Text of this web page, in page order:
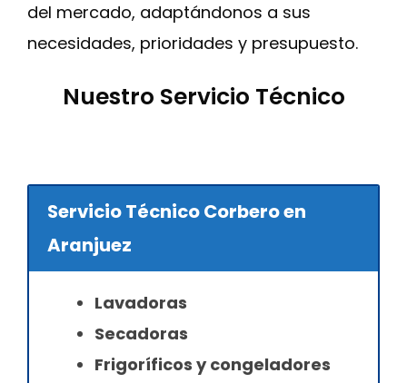
del mercado, adaptándonos a sus
necesidades, prioridades y presupuesto.
Nuestro Servicio Técnico
Servicio Técnico Corbero en
Aranjuez
Lavadoras
Secadoras
Frigoríficos y congeladores